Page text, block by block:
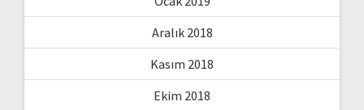
Aralık 2018
Kasım 2018
Ekim 2018